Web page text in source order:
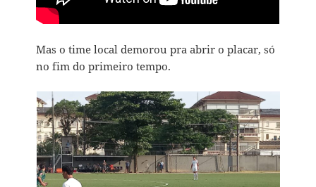
Mas o time local demorou pra abrir o placar, só
no fim do primeiro tempo.